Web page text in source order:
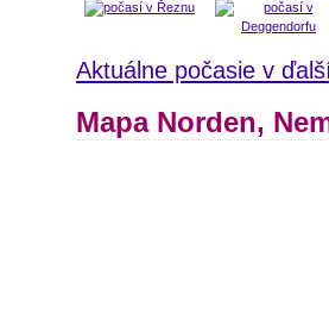
Aktuálne počasie v
Mapa Norden,